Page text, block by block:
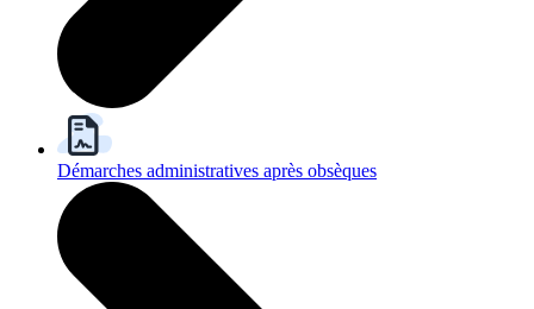
Démarches administratives après obsèques